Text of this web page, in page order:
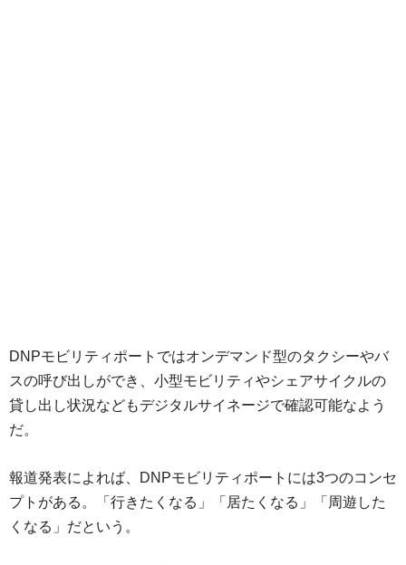
DNPモビリティポートではオンデマンド型のタクシーやバ
スの呼び出しができ、小型モビリティやシェアサイクルの
貸し出し状況などもデジタルサイネージで確認可能なよう
だ。
報道発表によれば、DNPモビリティポートには3つのコンセ
プトがある。「行きたくなる」「居たくなる」「周遊した
くなる」だという。